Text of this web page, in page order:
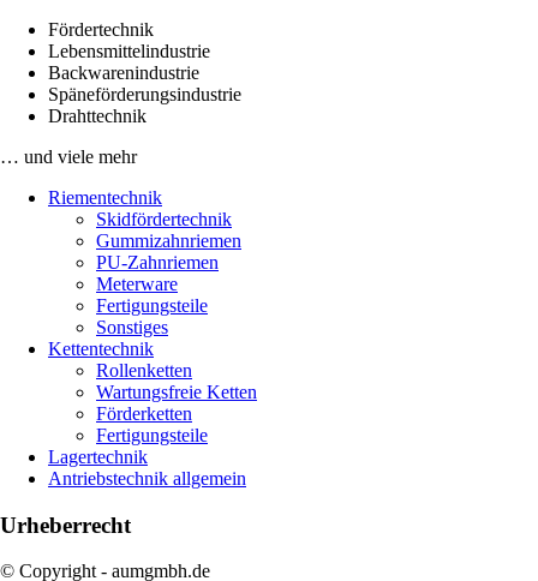
Fördertechnik
Lebensmittelindustrie
Backwarenindustrie
Späneförderungsindustrie
Drahttechnik
… und viele mehr
Riementechnik
Skidfördertechnik
Gummizahnriemen
PU-Zahnriemen
Meterware
Fertigungsteile
Sonstiges
Kettentechnik
Rollenketten
Wartungsfreie Ketten
Förderketten
Fertigungsteile
Lagertechnik
Antriebstechnik allgemein
Urheberrecht
© Copyright - aumgmbh.de